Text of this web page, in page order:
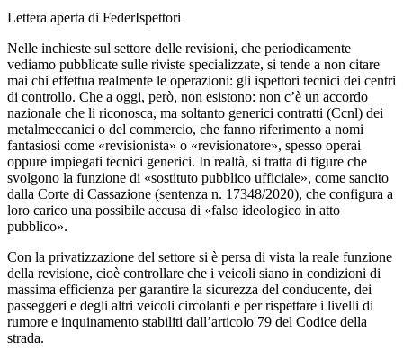
Lettera aperta di FederIspettori
Nelle inchieste sul settore delle revisioni, che periodicamente
vediamo pubblicate sulle riviste specializzate, si tende a non citare
mai chi effettua realmente le operazioni: gli ispettori tecnici dei centri
di controllo. Che a oggi, però, non esistono: non c’è un accordo
nazionale che li riconosca, ma soltanto generici contratti (Ccnl) dei
metalmeccanici o del commercio, che fanno riferimento a nomi
fantasiosi come «revisionista» o «revisionatore», spesso operai
oppure impiegati tecnici generici. In realtà, si tratta di figure che
svolgono la funzione di «sostituto pubblico ufficiale», come sancito
dalla Corte di Cassazione (sentenza n. 17348/2020), che configura a
loro carico una possibile accusa di «falso ideologico in atto
pubblico».
Con la privatizzazione del settore si è persa di vista la reale funzione
della revisione, cioè controllare che i veicoli siano in condizioni di
massima efficienza per garantire la sicurezza del conducente, dei
passeggeri e degli altri veicoli circolanti e per rispettare i livelli di
rumore e inquinamento stabiliti dall’articolo 79 del Codice della
strada.